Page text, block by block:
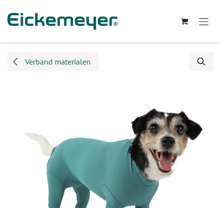
Verband materialen